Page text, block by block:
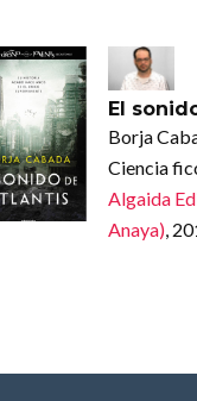
El
Borja
Ciencia
Algaida
Anaya),